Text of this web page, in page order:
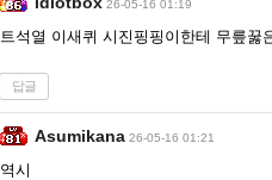
26-05-16 01:19
트석열 이새퀴 시진핑핑이한테 무릎
답글
Asumikana 26-05-16 01:21
역시